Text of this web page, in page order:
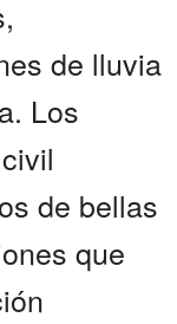
de lluvia
Los
de bellas
que